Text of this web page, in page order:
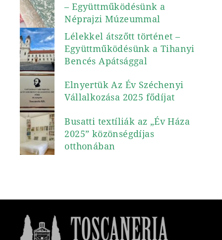
– Együttműködésünk a
Néprajzi Múzeummal
Lélekkel átszőtt történet –
Együttműködésünk a Tihanyi
Bencés Apátsággal
Elnyertük Az Év Széchenyi
Vállalkozása 2025 fődíjat
Busatti textíliák az „Év Háza
2025” közönségdíjas
otthonában